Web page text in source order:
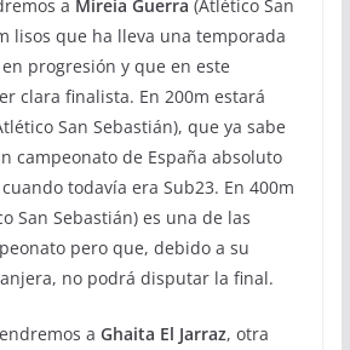
a Mireia Guerra (Atlético San
lisos que ha lleva una temporada
progresión y que en este
clara finalista. En 200m estará
San Sebastián), que ya sabe
campeonato de España absoluto
todavía era Sub23. En 400m
San Sebastián) es una de las
pero que, debido a su
no podrá disputar la final.
a Ghaita El Jarraz, otra